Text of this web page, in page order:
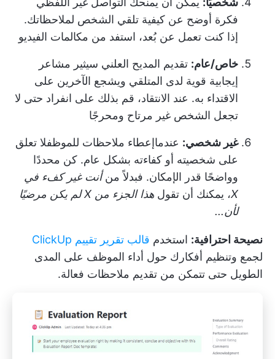
فكرة أوضح عن كيفية تلقي الشخص لملاحظاتك.
إذا كنت تعمل عن بُعد، استفد من مكالمات الفيديو
خاص/عام: تقديم المديح العلني سيثير مشاعر
إيجابية قوية لدى المتلقي ويشجع الآخرين على
الاقتداء به. عند الانتقاد، قم بذلك على انفراد حتى لا
تجعل الشخص غير مرتاح ومحرجًا
غير شخصي: عندماإعطاء ملاحظات للموظفلا تعلق
على شخصيته أو كفاءته بشكل عام. كن محددًا
وواضحًا قدر الإمكان. فبدلاً منأنت غير كفء في
X، يمكنك أن تقول
هذا الجزء من X لم يكن مرضيًا
لأن...
نصيحة احترافية: استخدم قالب تقرير تقييم ClickUp
لجمع وتنظيم أفكارك حول أداء الموظف على المدى
الطويل حتى تتمكن من تقديم ملاحظات فعالة.